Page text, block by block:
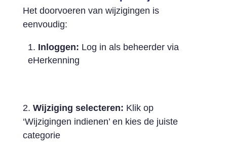
Het doorvoeren van wijzigingen is
eenvoudig:
Inloggen: Log in als beheerder via
eHerkenning
2. Wijziging selecteren: Klik op
‘Wijzigingen indienen’ en kies de juiste
categorie